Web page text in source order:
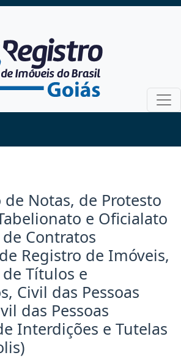
Notas, de Protesto
e Oficialato
Contratos
Registro de Imóveis,
Títulos e
Civil das Pessoas
das Pessoas
Interdições e Tutelas